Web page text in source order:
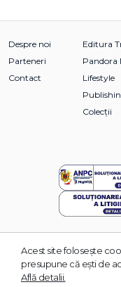
Despre noi
Parteneri
Contact
Editura
Pandora
Lifestyle
Colecții
© 2026 Grupul
Acest site foloseşte
presupune că eşti de
Află detalii.